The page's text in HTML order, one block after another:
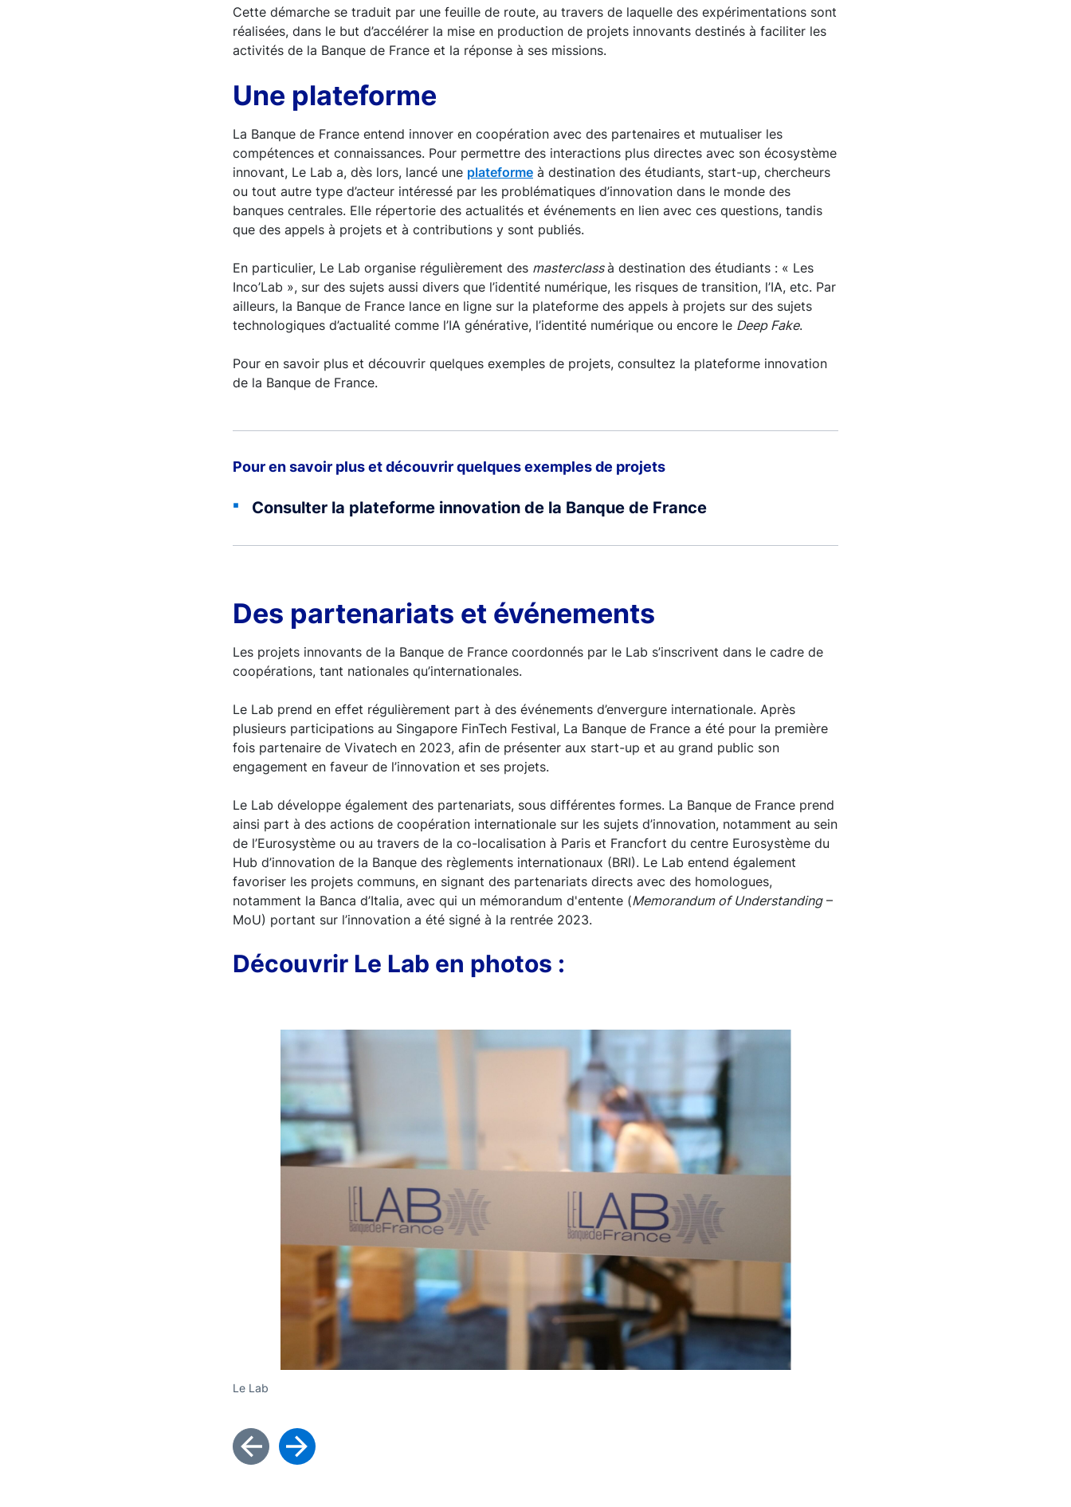
Cette démarche se traduit par une feuille de route, au travers de laquelle des expérimentations sont
réalisées, dans le but d’accélérer la mise en production de projets innovants destinés à faciliter les
activités de la Banque de France et la réponse à ses missions.
Une plateforme
La Banque de France entend innover en coopération avec des partenaires et mutualiser les
compétences et connaissances. Pour permettre des interactions plus directes avec son écosystème
innovant, Le Lab a, dès lors, lancé une plateforme à destination des étudiants, start-up, chercheurs
ou tout autre type d’acteur intéressé par les problématiques d’innovation dans le monde des
banques centrales. Elle répertorie des actualités et événements en lien avec ces questions, tandis
que des appels à projets et à contributions y sont publiés.
En particulier, Le Lab organise régulièrement des masterclassà destination des étudiants : « Les
Inco’Lab », sur des sujets aussi divers que l’identité numérique, les risques de transition, l’IA, etc. Par
ailleurs, la Banque de France lance en ligne sur la plateforme des appels à projets sur des sujets
technologiques d’actualité comme l’IA générative, l’identité numérique ou encore le Deep Fake.
Pour en savoir plus et découvrir quelques exemples de projets, consultez la plateforme innovation
de la Banque de France.
Pour en savoir plus et découvrir quelques exemples de projets
Consulter la plateforme innovation de la Banque de France
Des partenariats et événements
Les projets innovants de la Banque de France coordonnés par le Lab s’inscrivent dans le cadre de
coopérations, tant nationales qu’internationales.
Le Lab prend en effet régulièrement part à des événements d’envergure internationale. Après
plusieurs participations au Singapore FinTech Festival, La Banque de France a été pour la première
fois partenaire de Vivatech en 2023, afin de présenter aux start-up et au grand public son
engagement en faveur de l’innovation et ses projets.
Le Lab développe également des partenariats, sous différentes formes. La Banque de France prend
ainsi part à des actions de coopération internationale sur les sujets d’innovation, notamment au sein
de l’Eurosystème ou au travers de la co-localisation à Paris et Francfort du centre Eurosystème du
Hub d’innovation de la Banque des règlements internationaux (BRI). Le Lab entend également
favoriser les projets communs, en signant des partenariats directs avec des homologues,
notamment la Banca d’Italia, avec qui un mémorandum d'entente (Memorandum of Understanding–
MoU) portant sur l’innovation a été signé à la rentrée 2023.
Découvrir Le Lab en photos :
Le Lab